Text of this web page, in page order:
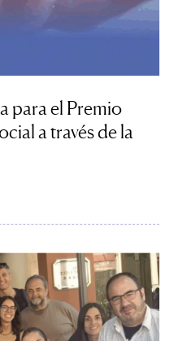
para el Premio
a través de la